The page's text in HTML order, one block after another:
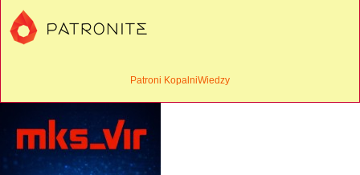
Patroni KopalniWiedzy